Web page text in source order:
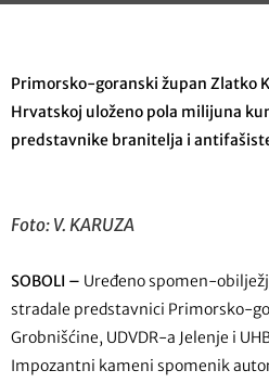
Primorsko-goranski župan Zlatko
Hrvatskoj uloženo pola milijuna
predstavnike branitelja i
Foto: V. KARUZA
SOBOLI – Uređeno spomen-
stradale predstavnici Primorsko-
Grobnišćine, UDVDR-a Jelenje i
Impozantni kameni spomenik